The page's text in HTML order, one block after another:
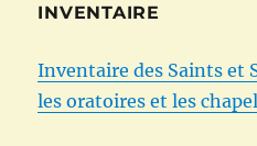
INVENTAIRE
Inventaire des Saints et
les oratoires et les